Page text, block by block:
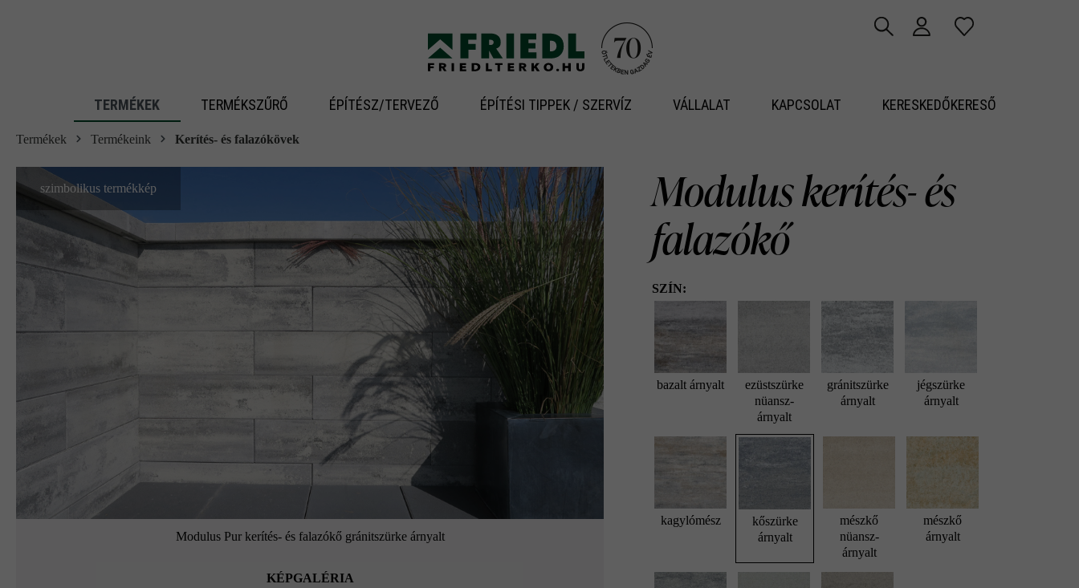
TERMÉKEK TERMÉKSZŰRŐ ÉPÍTÉSZ/TERVEZŐ ÉPÍTÉSI TIPPEK / SZERVÍZ VÁLLALAT KAPCSOLAT KERESKEDŐKERESŐ
Termékek Termékeink Kerítés- és falazókövek
Modulus Pur kerítés- és falazókő gránitszürke árnyalt
szimbolikus termékkép
KÉPGALÉRIA
Modulus kerítés- és
falazókő
SZÍN:
bazalt árnyalt
ezüstszürke
nüansz-
árnyalt
gránitszürke
árnyalt
jégszürke
árnyalt
kagylómész
kőszürke
árnyalt
mészkő
nüansz-
árnyalt
mészkő
árnyalt